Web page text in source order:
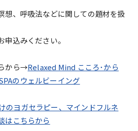
想、呼吸法などに関しての題材を扱
込みください。
から→Relaxed Mind こころ･から
のウェルビーイング
のヨガセラピー、マインドフルネ
はこちらから